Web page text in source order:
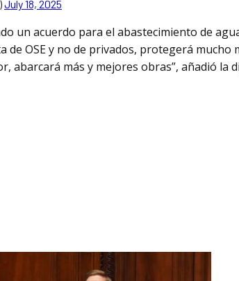
July 18, 2025
un acuerdo para el abastecimiento de
OSE y no de privados, protegerá mucho
abarcará más y mejores obras”, añadió la